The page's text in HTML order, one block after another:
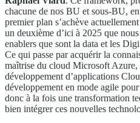
chacune de nos BU et sous-BU,
premier plan s’achève
un deuxième d’ici à 2025 que
enablers que sont la data et les
Ce qui passe par acquérir la
maîtrise du cloud Microsoft Azure,
développement d’applications
développement en mode agile
donc à la fois une transformation
bien intégrer ces nouvelles